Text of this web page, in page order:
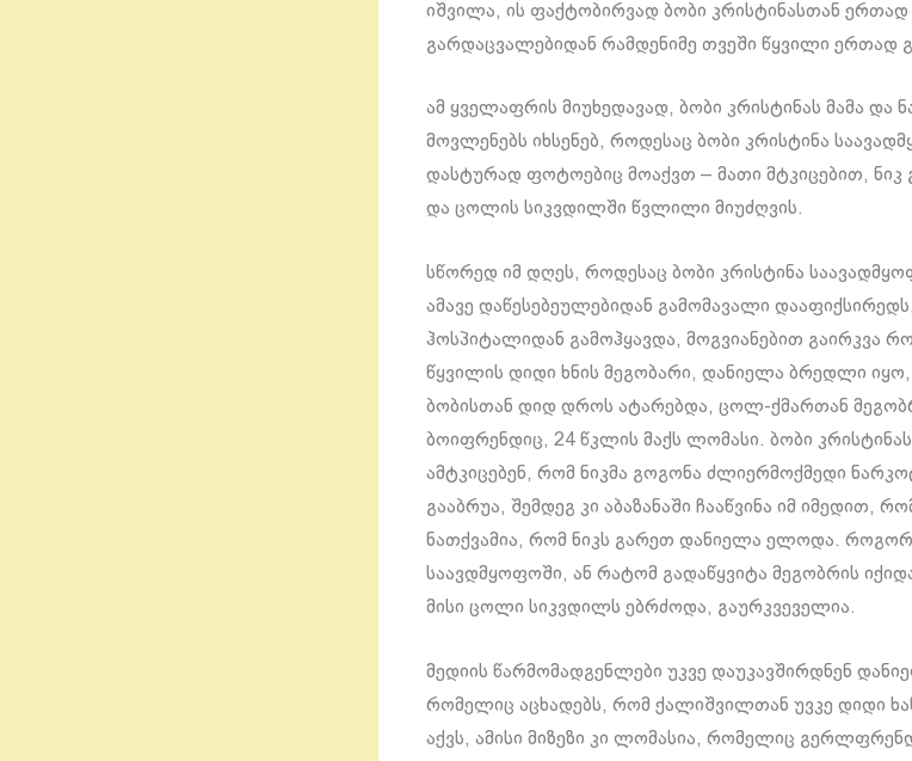
იშვილა, ის ფაქტობირვად ბობი კრისტინასთან
გარდაცვალებიდან რამდენიმე თვეში წყვილი ერთად
ამ ყველაფრის მიუხედავად, ბობი კრისტინას მამა და
მოვლენებს იხსენებ, როდესაც ბობი კრისტინა
დასტურად ფოტოებიც მოაქვთ – მათი მტკიცებით, ნიკ
და ცოლის სიკვდილში წვლილი მიუძღვის.
სწორედ იმ დღეს, როდესაც ბობი კრისტინა
ამავე დაწესებეულებიდან გამომავალი
ჰოსპიტალიდან გამოჰყავდა, მოგვიანებით გაირკვა
წყვილის დიდი ხნის მეგობარი, დანიელა ბრედლი
ბობისთან დიდ დროს ატარებდა, ცოლ-ქმართან
ბოიფრენდიც, 24 წკლის მაქს ლომასი. ბობი
ამტკიცებენ, რომ ნიკმა გოგონა ძლიერმოქმედი
გააბრუა, შემდეგ კი აბაზანაში ჩააწვინა იმ იმედით,
ნათქვამია, რომ ნიკს გარეთ დანიელა ელოდა.
საავდმყოფოში, ან რატომ გადაწყვიტა მეგობრის
მისი ცოლი სიკვდილს ებრძოდა, გაურკვეველია.
მედიის წარმომადგენლები უკვე დაუკავშირდნენ
რომელიც აცხადებს, რომ ქალიშვილთან უვკე დიდი
აქვს, ამისი მიზეზი კი ლომასია, რომელიც